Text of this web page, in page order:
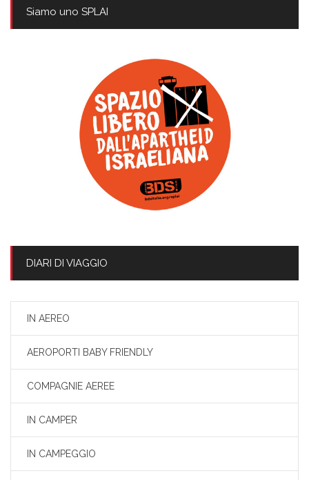
Siamo uno SPLAI
DIARI DI VIAGGIO
IN AEREO
AEROPORTI BABY FRIENDLY
COMPAGNIE AEREE
IN CAMPER
IN CAMPEGGIO